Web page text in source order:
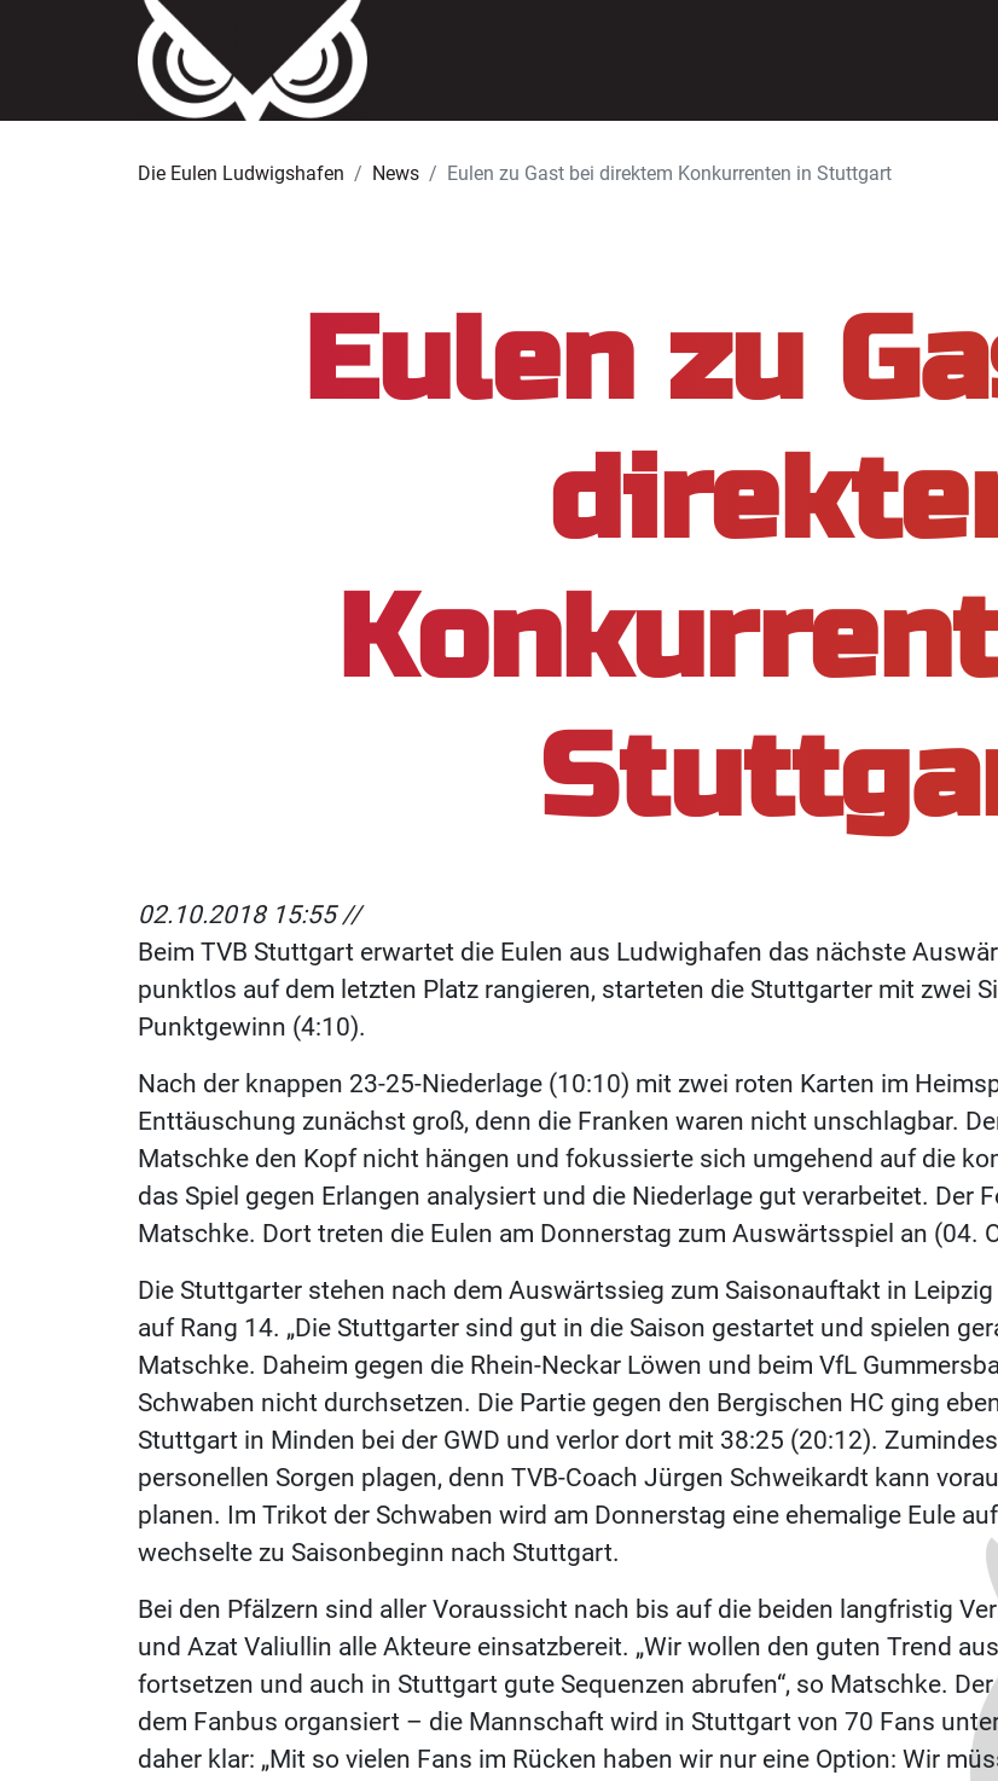
Die Eulen Ludwigshafen News
Eulen zu Gast bei direktem Konkurrenten in Stuttgart
Eulen zu
02.10.2018 15:55 //
Beim TVB Stuttgart erwartet die Eulen aus Ludwighafen das nächste
punktlos auf dem letzten Platz rangieren, starteten die Stuttgarter mit zwei
Punktgewinn (4:10).
Nach der knappen 23-25-Niederlage (10:10) mit zwei roten Karten im
Enttäuschung zunächst groß, denn die Franken waren nicht unschlagbar.
Matschke den Kopf nicht hängen und fokussierte sich umgehend auf die
das Spiel gegen Erlangen analysiert und die Niederlage gut verarbeitet. Der
Matschke. Dort treten die Eulen am Donnerstag zum Auswärtsspiel an (04.
Die Stuttgarter stehen nach dem Auswärtssieg zum Saisonauftakt in
auf Rang 14. „Die Stuttgarter sind gut in die Saison gestartet und spielen
Matschke. Daheim gegen die Rhein-Neckar Löwen und beim VfL
Schwaben nicht durchsetzen. Die Partie gegen den Bergischen HC ging
Stuttgart in Minden bei der GWD und verlor dort mit 38:25 (20:12).
personellen Sorgen plagen, denn TVB-Coach Jürgen Schweikardt kann
planen. Im Trikot der Schwaben wird am Donnerstag eine ehemalige Eule
wechselte zu Saisonbeginn nach Stuttgart.
Bei den Pfälzern sind aller Voraussicht nach bis auf die beiden langfristig
und Azat Valiullin alle Akteure einsatzbereit. „Wir wollen den guten Trend
fortsetzen und auch in Stuttgart gute Sequenzen abrufen“, so Matschke.
dem Fanbus organsiert – die Mannschaft wird in Stuttgart von 70 Fans
daher klar: „Mit so vielen Fans im Rücken haben wir nur eine Option: Wir